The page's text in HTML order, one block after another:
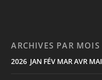
ARCHIVES PAR MOIS
2026 JAN FÉV MAR AVR MAI